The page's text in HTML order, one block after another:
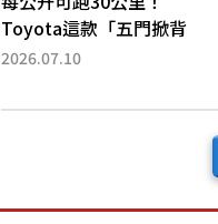
Toyota這款「五門掀背
車」真的很厲害！ 擁有全
尺寸」，配備全面升級！
2026.07.10